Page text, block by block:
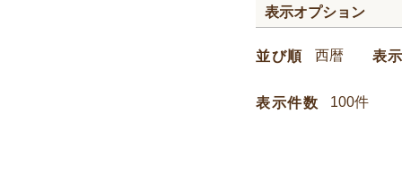
表示オプション
並び順 表
表示件数